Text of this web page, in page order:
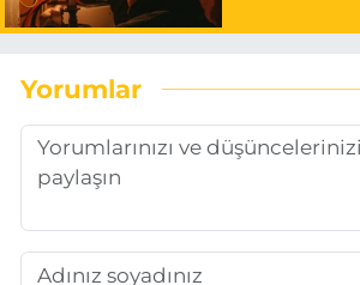
Yorumlar